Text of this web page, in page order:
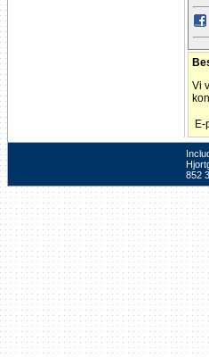
Vi
E-
852